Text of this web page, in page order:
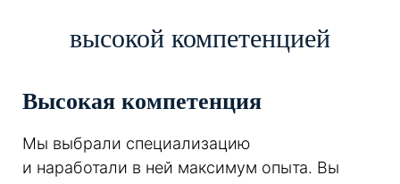
высокой компетенцией
Высокая компетенция
Мы выбрали специализацию
и наработали в ней максимум опыта. Вы